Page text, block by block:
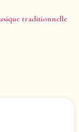
traditionnelle